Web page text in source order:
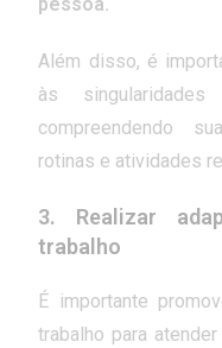
Além disso, é
às
compreendendo
rotinas e atividades
3. Realizar
trabalho
É importante
trabalho para